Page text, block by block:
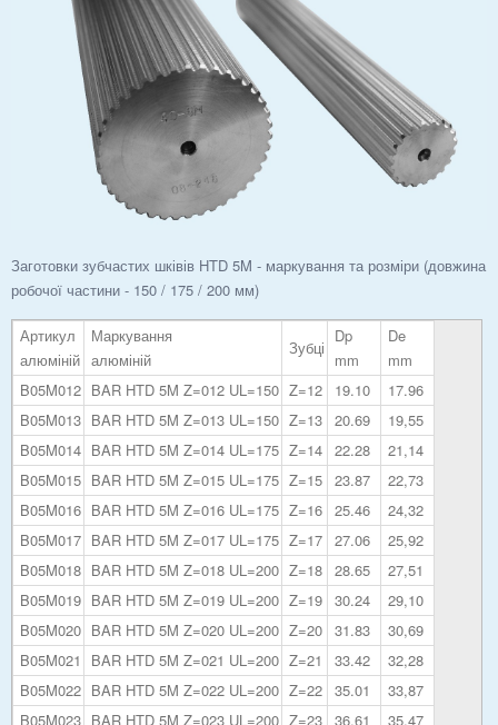
Заготовки зубчастих шківів HTD 5M - маркування та розміри (довжина
робочої частини - 150 / 175 / 200 мм)
Артикул
алюміній
Маркування
алюміній
Зубці
Dp
mm
De
mm
B05M012 BAR HTD 5M Z=012 UL=150 Z=12 19.10
17.96
B05M013 BAR HTD 5M Z=013 UL=150 Z=13 20.69
19,55
B05M014 BAR HTD 5M Z=014 UL=175 Z=14 22.28
21,14
B05M015 BAR HTD 5M Z=015 UL=175 Z=15 23.87
22,73
B05M016 BAR HTD 5M Z=016 UL=175 Z=16 25.46
24,32
B05M017 BAR HTD 5M Z=017 UL=175 Z=17 27.06
25,92
B05M018 BAR HTD 5M Z=018 UL=200 Z=18 28.65
27,51
B05M019 BAR HTD 5M Z=019 UL=200 Z=19 30.24
29,10
B05M020 BAR HTD 5M Z=020 UL=200 Z=20 31.83
30,69
B05M021
BAR HTD 5M Z=021 UL=200 Z=21 33.42
32,28
B05M022 BAR HTD 5M Z=022 UL=200 Z=22 35.01
33,87
B05M023 BAR HTD 5M Z=023 UL=200 Z=23 36.61 35,47